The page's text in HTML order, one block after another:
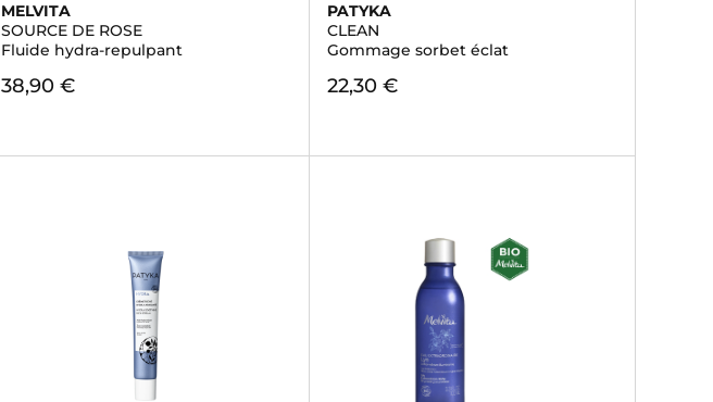
MELVITA
SOURCE DE ROSE
Fluide hydra-repulpant
38,90 €
PATYKA
CLEAN
Gommage sorbet éclat
22,30 €